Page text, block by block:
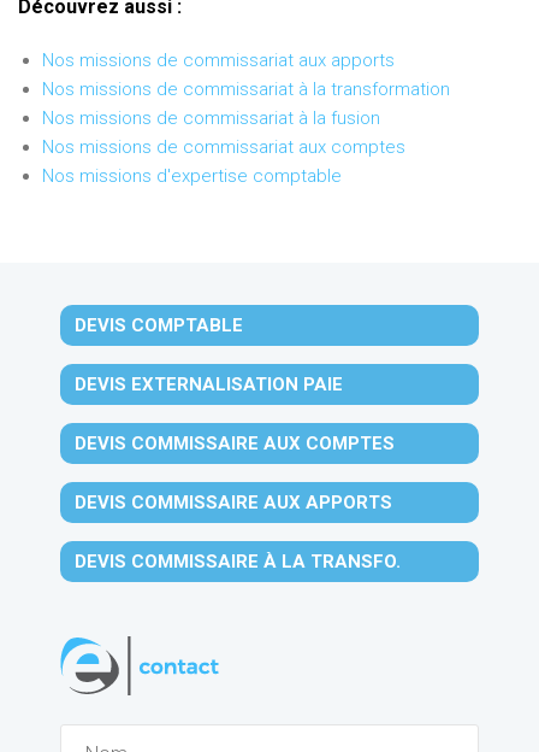
Découvrez aussi :
Nos missions de commissariat aux apports
Nos missions de commissariat à la transformation
Nos missions de commissariat à la fusion
Nos missions de commissariat aux comptes
Nos missions d'expertise comptable
DEVIS COMPTABLE
DEVIS EXTERNALISATION PAIE
DEVIS COMMISSAIRE AUX COMPTES
DEVIS COMMISSAIRE AUX APPORTS
DEVIS COMMISSAIRE À LA TRANSFO.